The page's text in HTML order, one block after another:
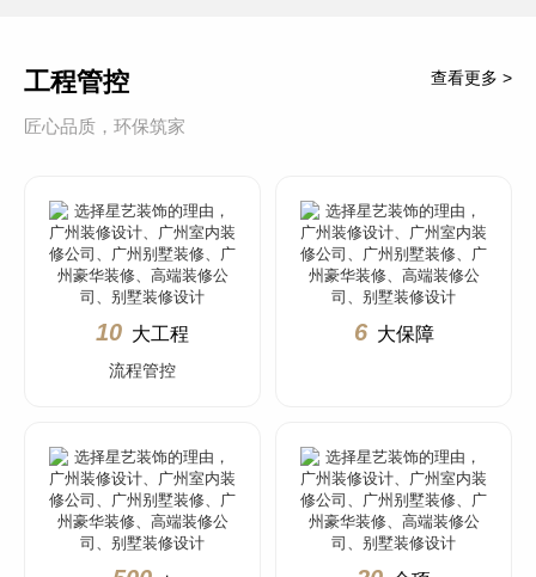
工程管控
匠心品质，环保筑家
查看更多 >
10 大工程
流程管控
6 大保障